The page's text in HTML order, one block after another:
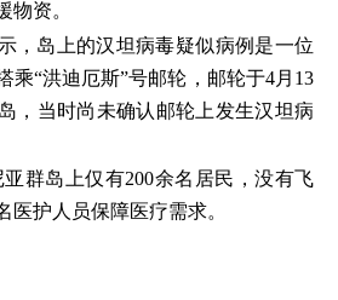
物资。
，岛上的汉坦病毒疑似病例是一位
乘“洪迪厄斯”号邮轮，邮轮于4月13
，当时尚未确认邮轮上发生汉坦病
群岛上仅有200余名居民，没有飞
医护人员保障医疗需求。